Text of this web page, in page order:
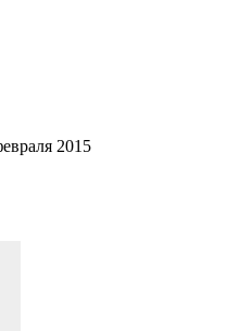
2015